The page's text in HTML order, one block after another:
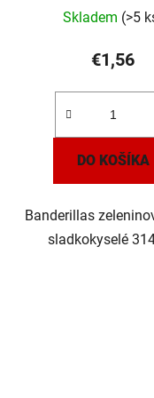
Skladem (>5
€1,56
DO KOŠÍKA
Banderillas
sladkokyselé